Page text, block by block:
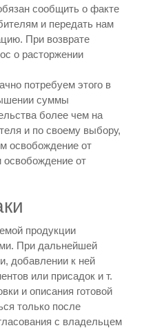
сообщить о факте
и передать нам
При возврате
о расторжении
потребуем этого в
суммы
более чем на
и по своему выбору,
освобождение от
освобождение от
продукции
При дальнейшей
добавлении к ней
или присадок и т.
и описания готовой
только после
с владельцем